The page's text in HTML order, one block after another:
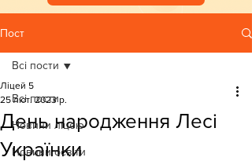
Пост
Всі пости
Новини ліцею
Новини освіти
Всі пости
День народження Лесі
Українки
Ліцей 5
25 лют. 2023 р.